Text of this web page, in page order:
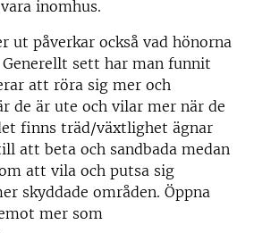
inomhus.
ut påverkar också vad hönorna
sett har man funnit
att röra sig mer och
de är ute och vilar mer när de
finns träd/växtlighet ägnar
att beta och sandbada medan
att vila och putsa sig
skyddade områden. Öppna
mer som